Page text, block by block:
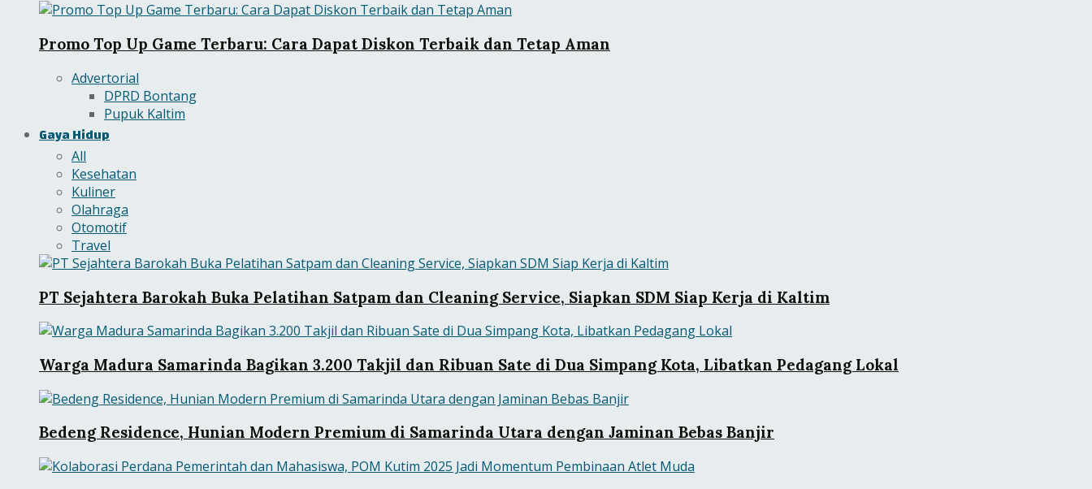
Promo Top Up Game Terbaru: Cara Dapat Diskon Terbaik dan Tetap Aman
Advertorial
DPRD Bontang
Pupuk Kaltim
Gaya Hidup
All
Kesehatan
Kuliner
Olahraga
Otomotif
Travel
PT Sejahtera Barokah Buka Pelatihan Satpam dan Cleaning Service, Siapkan SDM Siap Kerja di Kaltim
Warga Madura Samarinda Bagikan 3.200 Takjil dan Ribuan Sate di Dua Simpang Kota, Libatkan Pedagang Lokal
Bedeng Residence, Hunian Modern Premium di Samarinda Utara dengan Jaminan Bebas Banjir